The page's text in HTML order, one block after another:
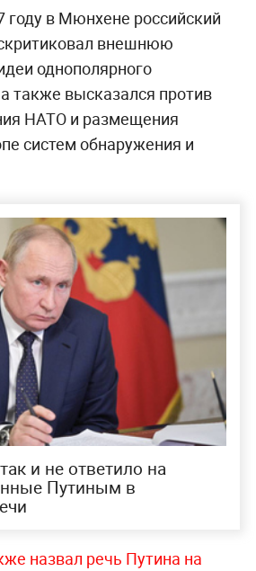
в Мюнхене российский
внешнюю
однополярного
также высказался против
НАТО и размещения
систем обнаружения и
и не ответило на
Путиным в
назвал речь Путина на